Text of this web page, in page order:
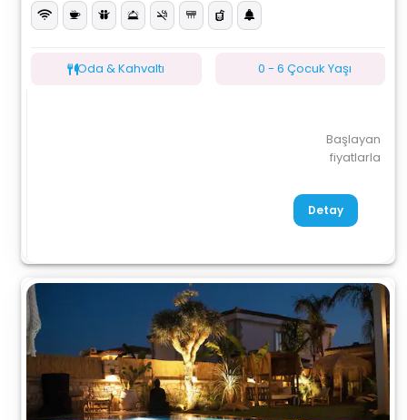
Oda & Kahvaltı 0 - 6 Çocuk Yaşı
Başlayan
fiyatlarla
Detay